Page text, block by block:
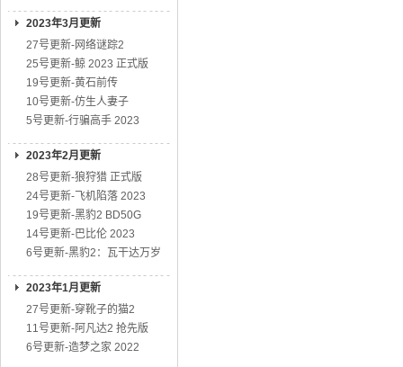
2023年3月更新
27号更新-网络谜踪2
25号更新-鲸 2023 正式版
19号更新-黄石前传
10号更新-仿生人妻子
5号更新-行骗高手 2023
2023年2月更新
28号更新-狼狩猎 正式版
24号更新-飞机陷落 2023
19号更新-黑豹2 BD50G
14号更新-巴比伦 2023
6号更新-黑豹2：瓦干达万岁
2023年1月更新
27号更新-穿靴子的猫2
11号更新-阿凡达2 抢先版
6号更新-造梦之家 2022